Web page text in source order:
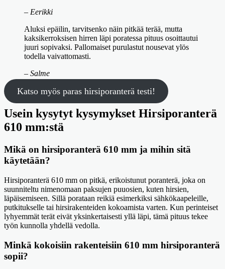
– Eerikki
Aluksi epäilin, tarvitsenko näin pitkää terää, mutta
kaksikerroksisen hirren läpi poratessa pituus osoittautui
juuri sopivaksi. Pallomaiset purulastut nousevat ylös
todella vaivattomasti.
– Salme
Katso myös paras hirsiporanterä testi!
Usein kysytyt kysymykset Hirsiporanterä
610 mm:stä
Mikä on hirsiporanterä 610 mm ja mihin sitä
käytetään?
Hirsiporanterä 610 mm on pitkä, erikoistunut poranterä, joka on
suunniteltu nimenomaan paksujen puuosien, kuten hirsien,
läpäisemiseen. Sillä porataan reikiä esimerkiksi sähkökaapeleille,
putkitukselle tai hirsirakenteiden kokoamista varten. Kun perinteiset
lyhyemmät terät eivät yksinkertaisesti yllä läpi, tämä pituus tekee
työn kunnolla yhdellä vedolla.
Minkä kokoisiin rakenteisiin 610 mm hirsiporanterä
sopii?